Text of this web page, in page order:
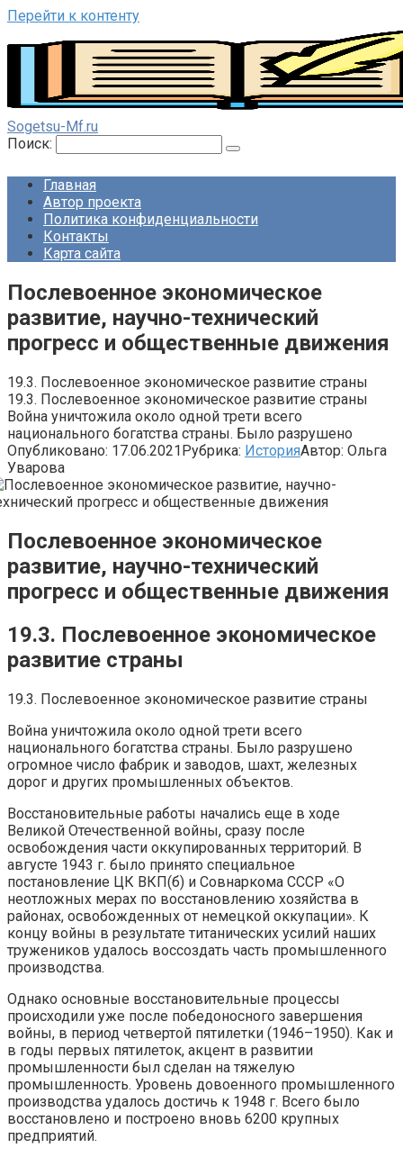
Перейти к контенту
Sogetsu-Mf.ru
Поиск:
Главная
Автор проекта
Политика конфиденциальности
Контакты
Карта сайта
Послевоенное экономическое
развитие, научно-технический
прогресс и общественные движения
19.3. Послевоенное экономическое развитие страны
19.3. Послевоенное экономическое развитие страны
Война уничтожила около одной трети всего
национального богатства страны. Было разрушено
Опубликовано: 17.06.2021Рубрика: ИсторияАвтор: Ольга
Уварова
Послевоенное экономическое
развитие, научно-технический
прогресс и общественные движения
19.3. Послевоенное экономическое
развитие страны
19.3. Послевоенное экономическое развитие страны
Война уничтожила около одной трети всего
национального богатства страны. Было разрушено
огромное число фабрик и заводов, шахт, железных
дорог и других промышленных объектов.
Восстановительные работы начались еще в ходе
Великой Отечественной войны, сразу после
освобождения части оккупированных территорий. В
августе 1943 г. было принято специальное
постановление ЦК ВКП(б) и Совнаркома СССР «О
неотложных мерах по восстановлению хозяйства в
районах, освобожденных от немецкой оккупации». К
концу войны в результате титанических усилий наших
тружеников удалось воссоздать часть промышленного
производства.
Однако основные восстановительные процессы
происходили уже после победоносного завершения
войны, в период четвертой пятилетки (1946–1950). Как и
в годы первых пятилеток, акцент в развитии
промышленности был сделан на тяжелую
промышленность. Уровень довоенного промышленного
производства удалось достичь к 1948 г. Всего было
восстановлено и построено вновь 6200 крупных
предприятий.